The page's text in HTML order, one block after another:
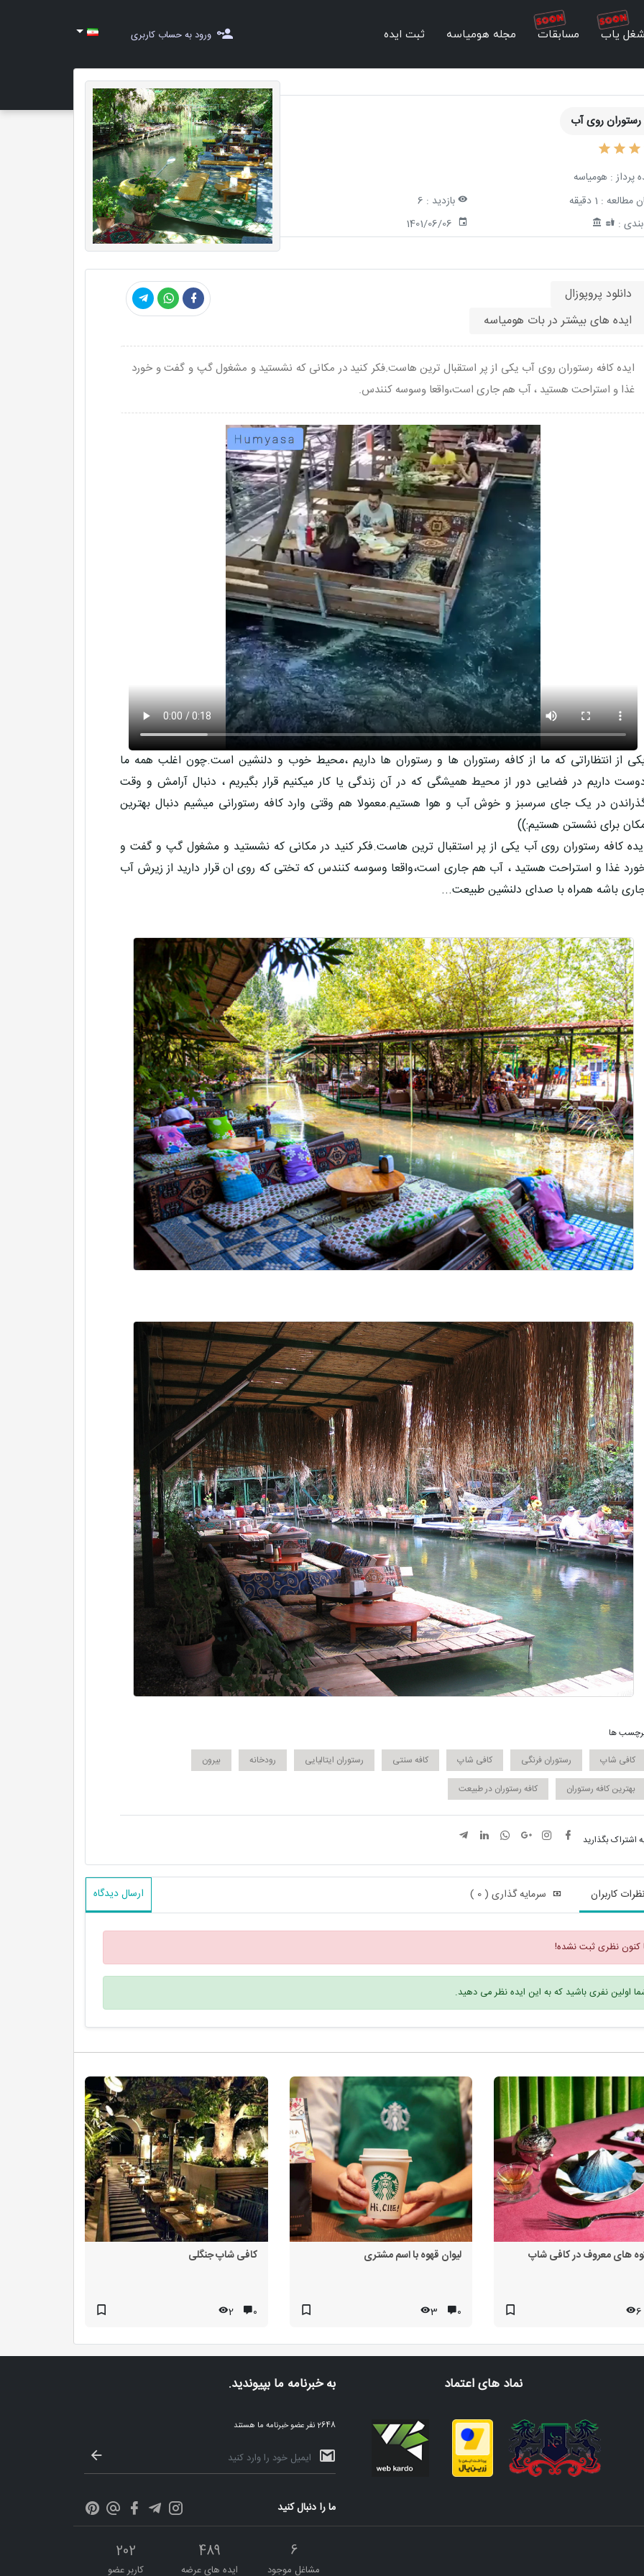
شغل یاب مسابقات مجله هومیاسه ثبت ایده ورود به حساب کاربری
رستوران روی آب
پرداز : هومیاسه
مطالعه : 1 دقیقه بازدید : 6
:
1401/06/06
دانلود پروپوزال
ایده های بیشتر در بات هومیاسه
ایده کافه رستوران روی آب یکی از پر استقبال ترین هاست.فکر کنید در مکانی که نشستید و مشغول گپ و گفت و خورد
غذا و استراحت هستید ، آب هم جاری است،واقعا وسوسه کنندس.
از انتظاراتی که ما از کافه رستوران ها و رستوران ها داریم ،محیط خوب و دلنشین است.چون اغلب همه ما
داریم در فضایی دور از محیط همیشگی که در آن زندگی یا کار میکنیم قرار بگیریم ، دنبال آرامش و وقت
در یک جای سرسبز و خوش آب و هوا هستیم.معمولا هم وقتی وارد کافه رستورانی میشیم دنبال بهترین
برای نشستن هستیم:))
کافه رستوران روی آب یکی از پر استقبال ترین هاست.فکر کنید در مکانی که نشستید و مشغول گپ و گفت و
غذا و استراحت هستید ، آب هم جاری است،واقعا وسوسه کنندس که تختی که روی ان قرار دارید از زیرش آب
باشه همراه با صدای دلنشین طبیعت...
ها
کافی شاپ
رستوران فرنگی کافی شاپ کافه سنتی رستوران ایتالیایی رودخانه
بیرون
بهترین کافه رستوران
کافه رستوران در طبیعت
اشتراک بگذارید
نظرات کاربران سرمایه گذاری ( 0 ) ارسال دیدگاه
کنون نظری ثبت نشده!
اولین نفری باشید که به این ایده نظر می دهید.
های معروف در کافی شاپ
6
لیوان قهوه با اسم مشتری
۰ 3
کافی شاپ جنگلی
۰ 2
نماد های اعتماد به خبرنامه ما بپیوندید.
2648 نفر عضو خبرنامه ما هستند
ما را دنبال کنید
202
کاربر عضو
489
ایده های عرضه
6
مشاغل موجود